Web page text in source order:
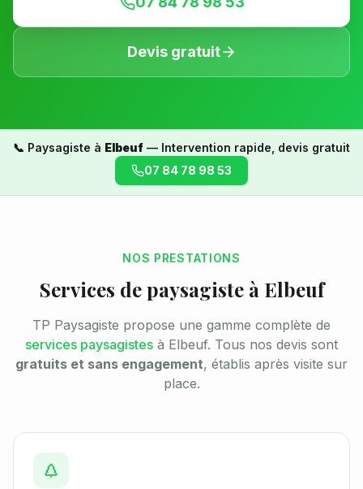
Devis gratuit
📞 Paysagiste à Elbeuf — Intervention rapide, devis gratuit
07 84 78 98 53
NOS PRESTATIONS
Services de paysagiste à Elbeuf
TP Paysagiste propose une gamme complète de
services paysagistes à Elbeuf. Tous nos devis sont
gratuits et sans engagement, établis après visite sur
place.